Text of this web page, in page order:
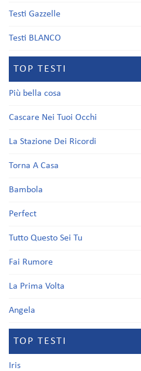
Testi Gazzelle
Testi BLANCO
TOP TESTI
Più bella cosa
Cascare Nei Tuoi Occhi
La Stazione Dei Ricordi
Torna A Casa
Bambola
Perfect
Tutto Questo Sei Tu
Fai Rumore
La Prima Volta
Angela
TOP TESTI
Iris